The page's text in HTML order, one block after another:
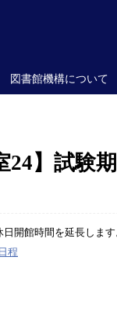
図書館機構について
24】試験
開館時間を延長しま
程